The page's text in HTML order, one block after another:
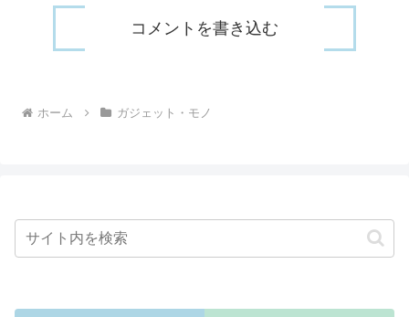
コメントを書き込む
ホーム ガジェット・モノ